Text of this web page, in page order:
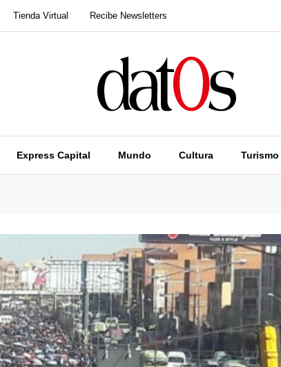
Tienda Virtual Recibe Newsletters
Express Capital Mundo Cultura Turismo